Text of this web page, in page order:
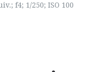
f4; 1/250; ISO 100